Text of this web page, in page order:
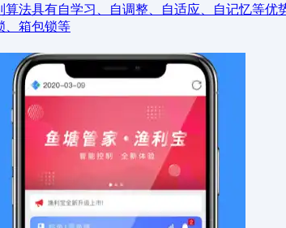
法具有自学习、自调整、自适应、自记忆等
、箱包锁等